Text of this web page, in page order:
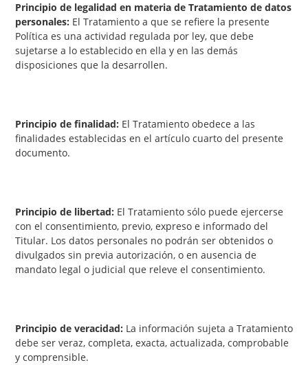
Principio de legalidad en materia de Tratamiento de datos
personales: El Tratamiento a que se refiere la presente
Política es una actividad regulada por ley, que debe
sujetarse a lo establecido en ella y en las demás
disposiciones que la desarrollen.
Principio de finalidad: El Tratamiento obedece a las
finalidades establecidas en el artículo cuarto del presente
documento.
Principio de libertad: El Tratamiento sólo puede ejercerse
con el consentimiento, previo, expreso e informado del
Titular. Los datos personales no podrán ser obtenidos o
divulgados sin previa autorización, o en ausencia de
mandato legal o judicial que releve el consentimiento.
Principio de veracidad: La información sujeta a Tratamiento
debe ser veraz, completa, exacta, actualizada, comprobable
y comprensible.